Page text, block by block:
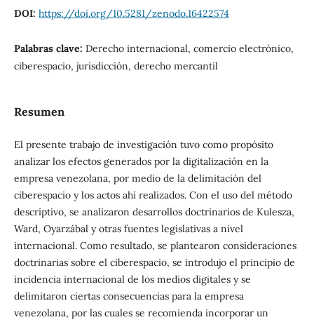
DOI: https://doi.org/10.5281/zenodo.16422574
Palabras clave: Derecho internacional, comercio electrónico,
ciberespacio, jurisdicción, derecho mercantil
Resumen
El presente trabajo de investigación tuvo como propósito
analizar los efectos generados por la digitalización en la
empresa venezolana, por medio de la delimitación del
ciberespacio y los actos ahí realizados. Con el uso del método
descriptivo, se analizaron desarrollos doctrinarios de Kulesza,
Ward, Oyarzábal y otras fuentes legislativas a nivel
internacional. Como resultado, se plantearon consideraciones
doctrinarias sobre el ciberespacio, se introdujo el principio de
incidencia internacional de los medios digitales y se
delimitaron ciertas consecuencias para la empresa
venezolana, por las cuales se recomienda incorporar un